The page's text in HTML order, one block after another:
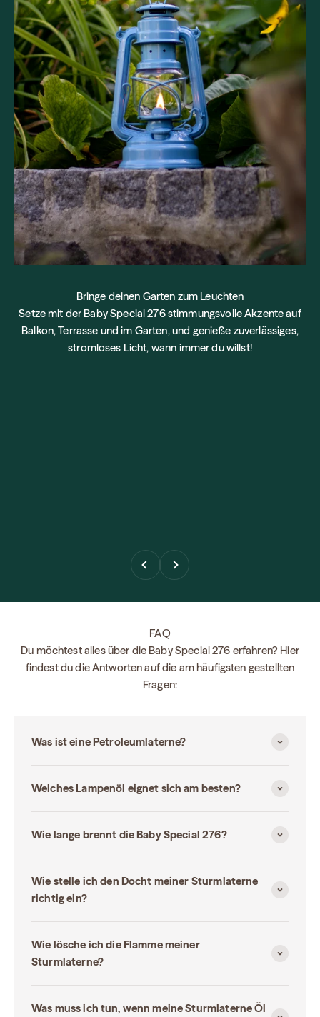
Bringe deinen Garten zum Leuchten
Setze mit der Baby Special 276 stimmungsvolle Akzente auf
Balkon, Terrasse und im Garten, und genieße zuverlässiges,
stromloses Licht, wann immer du willst!
PreviousNext
FAQ
Du möchtest alles über die Baby Special 276 erfahren? Hier
findest du die Antworten auf die am häufigsten gestellten
Fragen:
Was ist eine Petroleumlaterne?
Welches Lampenöl eignet sich am besten?
Wie lange brennt die Baby Special 276?
Wie stelle ich den Docht meiner Sturmlaterne
richtig ein?
Wie lösche ich die Flamme meiner
Sturmlaterne?
Was muss ich tun, wenn meine Sturmlaterne Öl